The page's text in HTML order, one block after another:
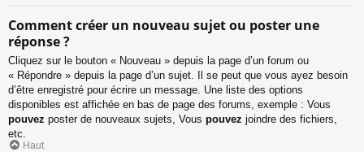
Comment créer un nouveau sujet ou poster une
réponse ?
Cliquez sur le bouton « Nouveau » depuis la page d’un forum ou
« Répondre » depuis la page d’un sujet. Il se peut que vous ayez besoin
d’être enregistré pour écrire un message. Une liste des options
disponibles est affichée en bas de page des forums, exemple : Vous
pouvez poster de nouveaux sujets, Vous pouvez joindre des fichiers,
etc.
Haut